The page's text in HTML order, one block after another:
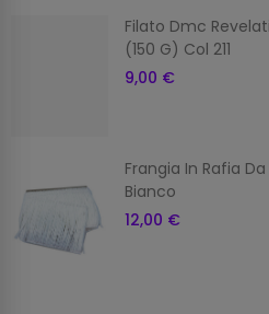
Filato Dmc
(150 G) Col 211
9,00 €
Frangia In Rafia Da
Bianco
12,00 €